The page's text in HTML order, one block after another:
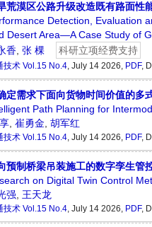
荒漠区公路升级改造既有路面
Detection, Evaluation
Desert Area—A Case Study of
香 张 棵 科研立项经费支持
技术 Vol.15 No.4, July 14 2026, PDF,
定需求下面向货物时间价值的多
Path Planning for
崔勇金 胡军红
技术 Vol.15 No.4, July 14 2026, PDF,
预制桥梁吊装施工的数字孪生管
on Digital Twin Control
强
王天龙
技术 Vol.15 No.4, July 14 2026, PDF,